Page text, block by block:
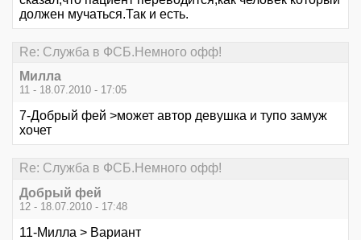
должен мучаться.Так и есть.
Re: Служба в ФСБ.Немного офф!
Милла
11 - 18.07.2010 - 17:05
7-Добрый фей >может автор девушка и тупо замуж
хочет
Re: Служба в ФСБ.Немного офф!
Добрый фей
12 - 18.07.2010 - 17:48
11-Милла > Вариант